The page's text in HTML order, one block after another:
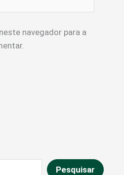
navegador para a
Pesquisar